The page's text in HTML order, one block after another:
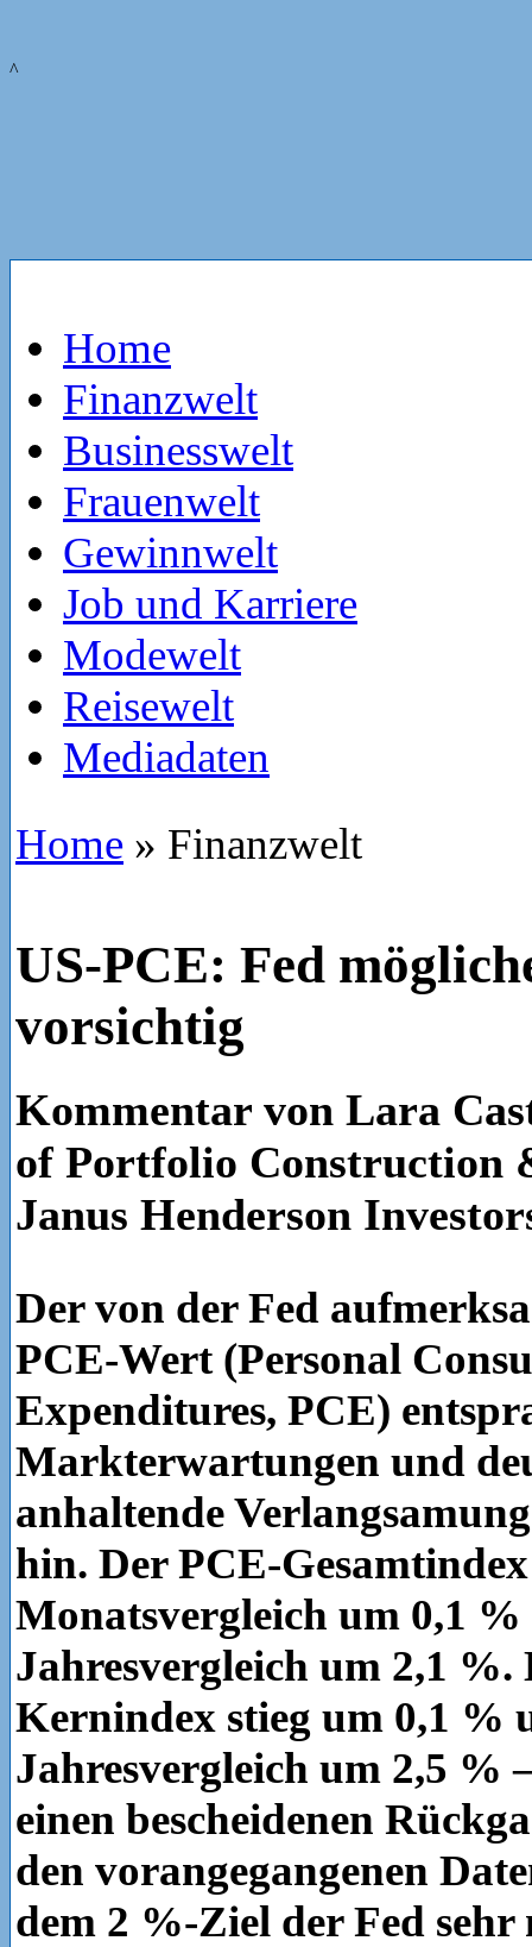
^
Home
Finanzwelt
Businesswelt
Frauenwelt
Gewinnwelt
Job und Karriere
Modewelt
Reisewelt
Mediadaten
Home » Finanzwelt
US-PCE: Fed
vorsichtig
Kommentar von Lara
of Portfolio Construction
Janus Henderson
Der von der Fed
PCE-Wert (Personal
Expenditures, PCE)
Markterwartungen und
anhaltende
hin. Der PCE-
Monatsvergleich um 0,1
Jahresvergleich um 2,1 %.
Kernindex stieg um 0,1 %
Jahresvergleich um 2,5 %
einen bescheidenen
den vorangegangenen
dem 2 %-Ziel der Fed sehr